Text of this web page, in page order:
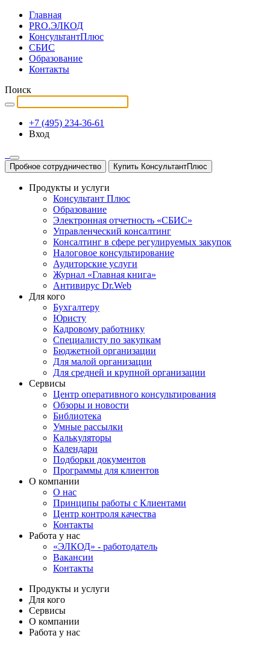
Главная
PRO.ЭЛКОД
КонсультантПлюс
СБИС
Образование
Контакты
Поиск
+7 (495) 234-36-61
Вход
Пробное сотрудничество Купить КонсультантПлюс
Продукты и услуги
Консультант Плюс
Образование
Электронная отчетность «СБИС»
Управленческий консалтинг
Консалтинг в сфере регулируемых закупок
Налоговое консультирование
Аудиторские услуги
Журнал «Главная книга»
Антивирус Dr.Web
Для кого
Бухгалтеру
Юристу
Кадровому работнику
Специалисту по закупкам
Бюджетной организации
Для малой организации
Для средней и крупной организации
Сервисы
Центр оперативного консультирования
Обзоры и новости
Библиотека
Умные рассылки
Калькуляторы
Календари
Подборки документов
Программы для клиентов
О компании
О нас
Принципы работы с Клиентами
Центр контроля качества
Контакты
Работа у нас
«ЭЛКОД» - работодатель
Вакансии
Контакты
Продукты и услуги
Для кого
Сервисы
О компании
Работа у нас